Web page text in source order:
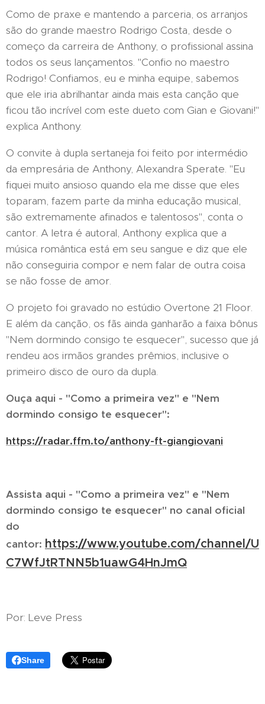
Como de praxe e mantendo a parceria, os arranjos
são do grande maestro Rodrigo Costa, desde o
começo da carreira de Anthony, o profissional assina
todos os seus lançamentos. "Confio no maestro
Rodrigo! Confiamos, eu e minha equipe, sabemos
que ele iria abrilhantar ainda mais esta canção que
ficou tão incrível com este dueto com Gian e Giovani!"
explica Anthony.
O convite à dupla sertaneja foi feito por intermédio
da empresária de Anthony, Alexandra Sperate. "Eu
fiquei muito ansioso quando ela me disse que eles
toparam, fazem parte da minha educação musical,
são extremamente afinados e talentosos", conta o
cantor. A letra é autoral, Anthony explica que a
música romântica está em seu sangue e diz que ele
não conseguiria compor e nem falar de outra coisa
se não fosse de amor.
O projeto foi gravado no estúdio Overtone 21 Floor.
E além da canção, os fãs ainda ganharão a faixa bônus
"Nem dormindo consigo te esquecer", sucesso que já
rendeu aos irmãos grandes prêmios, inclusive o
primeiro disco de ouro da dupla.
Ouça aqui - "Como a primeira vez" e "Nem
dormindo consigo te esquecer":
https://radar.ffm.to/anthony-ft-giangiovani
Assista aqui - "Como a primeira vez" e "Nem
dormindo consigo te esquecer" no canal oficial
do
cantor: https://www.youtube.com/channel/U
C7WfJtRTNN5b1uawG4HnJmQ
Por: Leve Press
Share